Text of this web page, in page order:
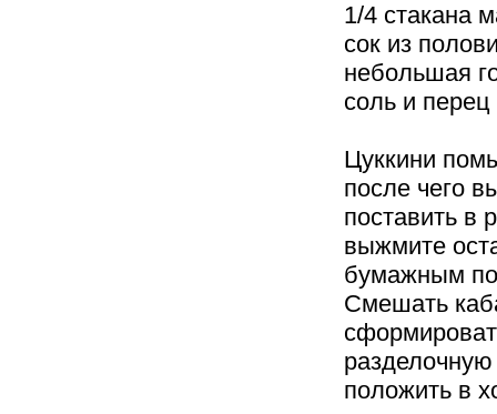
1/4 стакана
сок из
небольшая
соль и перец
Цуккини
после чего
поставить в
выжмите
бумажным
Смешать
положить в